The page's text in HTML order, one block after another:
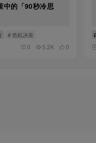
中的「90秒冷思
# 危机决策
0 5.2K 0